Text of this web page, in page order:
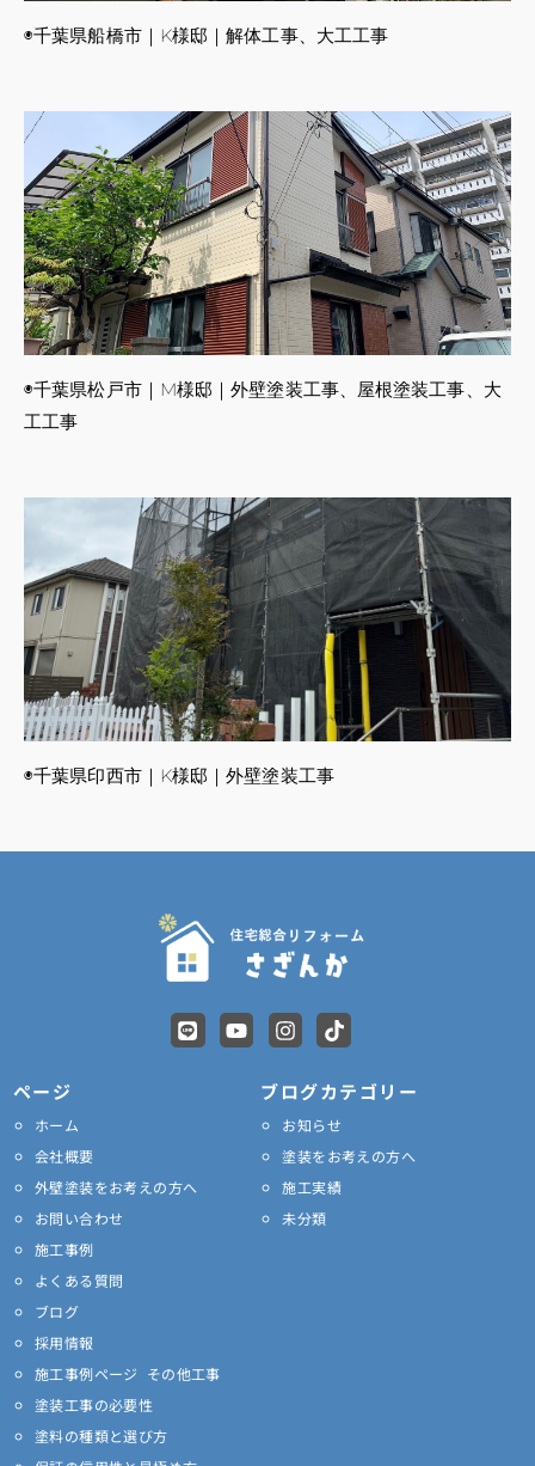
◉千葉県船橋市｜K様邸｜解体工事、大工工事
◉千葉県松戸市｜M様邸｜外壁塗装工事、屋根塗装工事、大
工工事
◉千葉県印西市｜K様邸｜外壁塗装工事
L
i
Y
o
I
n
t
g
r
m
T
i
t
k
ページ
ホーム
会社概要
外壁塗装をお考えの方へ
お問い合わせ
施工事例
よくある質問
ブログ
採用情報
施工事例ページ その他工事
塗装工事の必要性
塗料の種類と選び方
ブログカテゴリー
お知らせ
塗装をお考えの方へ
施工実績
未分類